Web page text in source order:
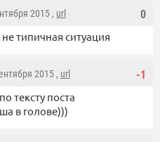
0
2015 , url
типичная ситуация
-1
2015 , url
тексту поста
в голове)))